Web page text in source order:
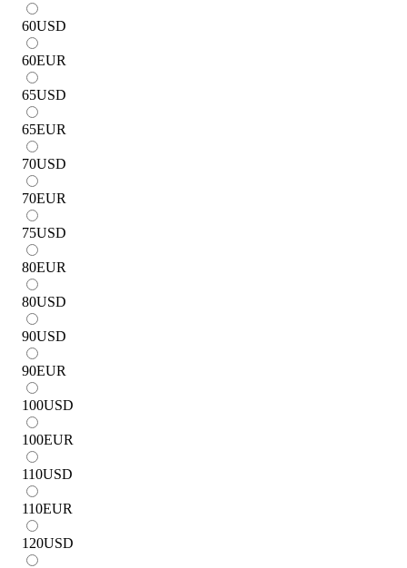
60USD
60EUR
65USD
65EUR
70USD
70EUR
75USD
80EUR
80USD
90USD
90EUR
100USD
100EUR
110USD
110EUR
120USD